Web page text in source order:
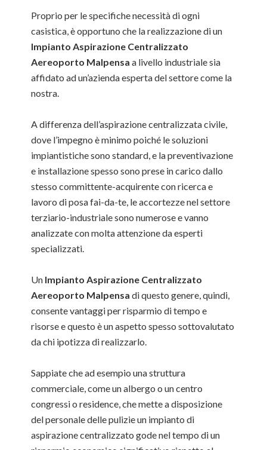
Proprio per le specifiche necessità di ogni
casistica, è opportuno che la realizzazione di un
Impianto Aspirazione Centralizzato
Aereoporto Malpensa a livello industriale sia
affidato ad un’azienda esperta del settore come la
nostra.
A differenza dell’aspirazione centralizzata civile,
dove l’impegno è minimo poiché le soluzioni
impiantistiche sono standard, e la preventivazione
e installazione spesso sono prese in carico dallo
stesso committente-acquirente con ricerca e
lavoro di posa fai-da-te, le accortezze nel settore
terziario-industriale sono numerose e vanno
analizzate con molta attenzione da esperti
specializzati.
Un Impianto Aspirazione Centralizzato
Aereoporto Malpensa di questo genere, quindi,
consente vantaggi per risparmio di tempo e
risorse e questo è un aspetto spesso sottovalutato
da chi ipotizza di realizzarlo.
Sappiate che ad esempio una struttura
commerciale, come un albergo o un centro
congressi o residence, che mette a disposizione
del personale delle pulizie un impianto di
aspirazione centralizzato gode nel tempo di un